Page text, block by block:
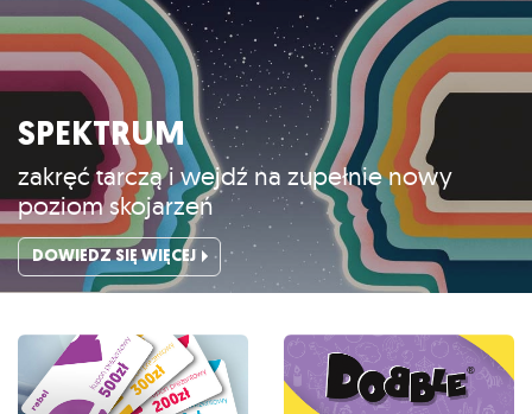
SPEKTRUM
zakręć tarczą i wejdź na zupełnie nowy
poziom skojarzeń
DOWIEDZ SIĘ WIĘCEJ